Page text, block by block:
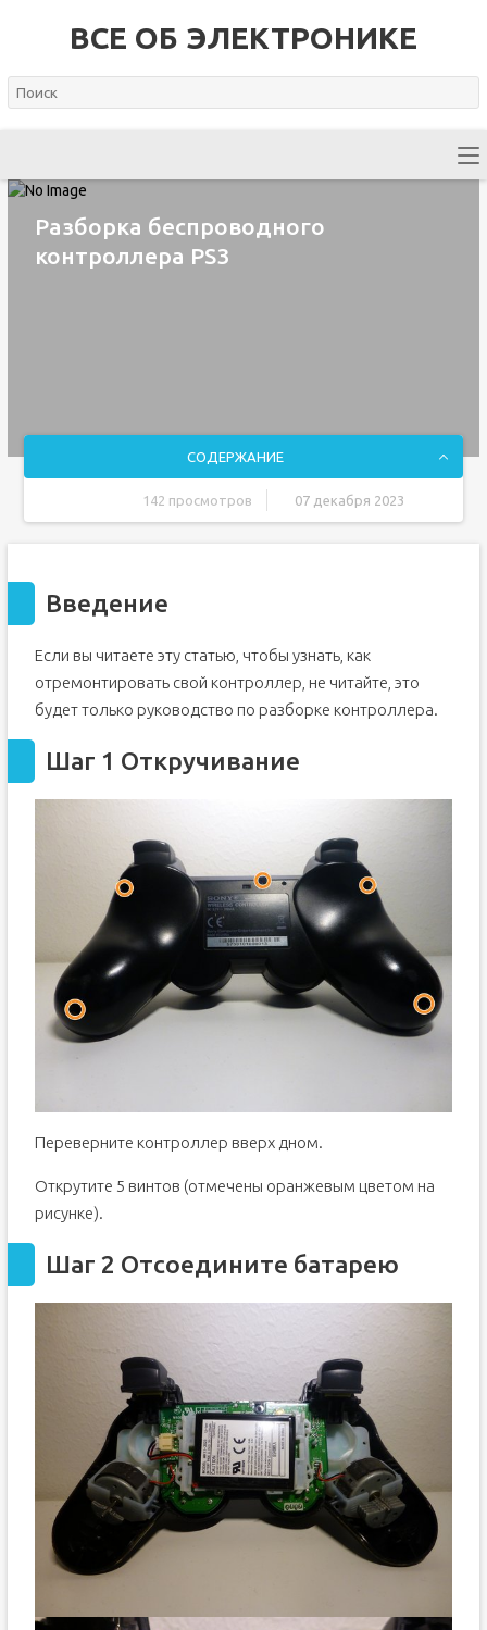
ВСЕ ОБ ЭЛЕКТРОНИКЕ
Разборка беспроводного
контроллера PS3
СОДЕРЖАНИЕ
142 просмотров 07 декабря 2023
Шаг 2 Отсоедините батарею
Шаг 4 Снятие вибромоторов.
Шаг 5. Снятие материнской платы
Шаг 6. Снятие белого пластика.
Шаг 7 Извлечение оставшихся кнопок
Введение
Если вы читаете эту статью, чтобы узнать, как
отремонтировать свой контроллер, не читайте, это
будет только руководство по разборке контроллера.
Шаг 1 Откручивание
Переверните контроллер вверх дном.
Открутите 5 винтов (отмечены оранжевым цветом на
рисунке).
Шаг 2 Отсоедините батарею